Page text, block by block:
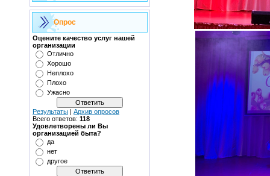
Опрос
Оцените качество услуг нашей
организации
Отлично
Хорошо
Неплохо
Плохо
Ужасно
Результаты | Архив опросов
Всего ответов: 118
Удовлетворены ли Вы
организацией быта?
да
нет
другое